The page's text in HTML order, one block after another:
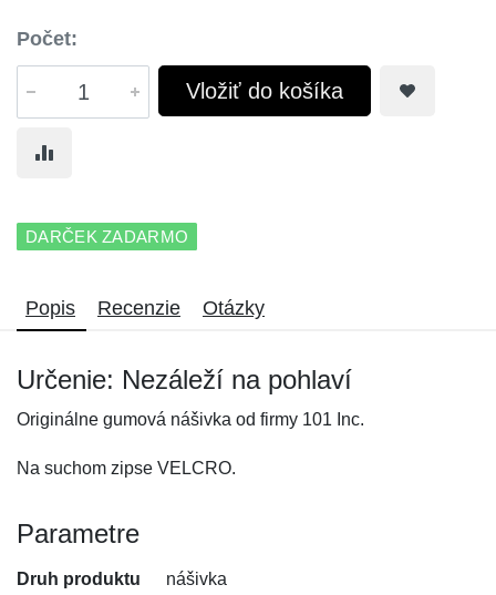
Počet:
Vložiť do košíka
DARČEK ZADARMO
Popis Recenzie Otázky
Určenie: Nezáleží na pohlaví
Originálne gumová nášivka od firmy 101 Inc.
Na suchom zipse VELCRO.
Parametre
Druh produktu nášivka